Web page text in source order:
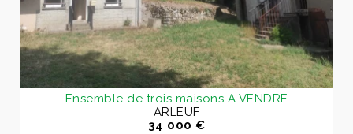
Ensemble de trois maisons A VENDRE
ARLEUF
34 000 €